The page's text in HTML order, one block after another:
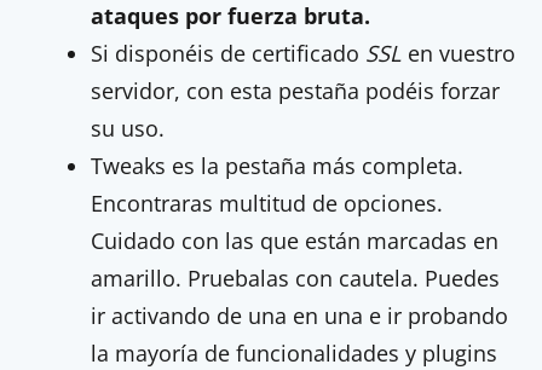
ataques por fuerza bruta.
Si disponéis de certificado SSLen vuestro
servidor, con esta pestaña podéis forzar
su uso.
Tweaks es la pestaña más completa.
Encontraras multitud de opciones.
Cuidado con las que están marcadas en
amarillo. Pruebalas con cautela. Puedes
ir activando de una en una e ir probando
la mayoría de funcionalidades y plugins